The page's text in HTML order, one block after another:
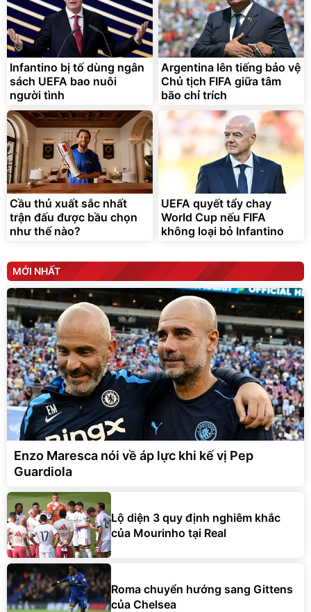
Lót ghế ôtô, nâng lưng
chống nóng giúp thoải mái
trong di chuyển
295.000đ
Đã bán nhiều
Infantino bị tố dùng ngân
sách UEFA bao nuôi
người tình
Argentina lên tiếng bảo vệ
Chủ tịch FIFA giữa tâm
bão chỉ trích
Cầu thủ xuất sắc nhất
trận đấu được bầu chọn
như thế nào?
UEFA quyết tẩy chay
World Cup nếu FIFA
không loại bỏ Infantino
MỚI NHẤT
Enzo Maresca nói về áp lực khi kế vị Pep
Guardiola
Lộ diện 3 quy định nghiêm khắc
của Mourinho tại Real
Roma chuyển hướng sang Gittens
của Chelsea